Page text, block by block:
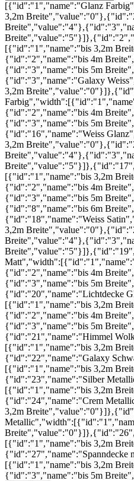
[{"id":"1","name":"Glanz
3,2m
[{"id":"1","name":"bis 3,2m
{"id":"2","name":"bis 4m
{"id":"3","name":"bis 5m
{"id":"3","name":"Galaxy
3,2m
{"id":"2","name":"bis 4m
{"id":"3","name":"bis 5m
{"id":"16","name":"Weiss
3,2m
[{"id":"1","name":"bis 3,2m
{"id":"2","name":"bis 4m
{"id":"3","name":"bis 5m
{"id":"8","name":"bis 6m
{"id":"18","name":"Weiss
3,2m
{"id":"2","name":"bis 4m
{"id":"3","name":"bis 5m
{"id":"20","name":"Lichtdecke
[{"id":"1","name":"bis 3,2m
{"id":"2","name":"bis 4m
{"id":"3","name":"bis 5m
{"id":"21","name":"Himmel
[{"id":"1","name":"bis 3,2m
{"id":"22","name":"Galaxy
[{"id":"1","name":"bis 3,2m
{"id":"23","name":"Silber
[{"id":"1","name":"bis 3,2m
{"id":"24","name":"Crem
3,2m
[{"id":"1","name":"bis 3,2m
{"id":"27","name":"Spanndecke
[{"id":"1","name":"bis 3,2m
{"id":"3","name":"bis 5m